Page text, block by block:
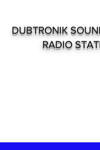
DUBTRONIK
RADIO